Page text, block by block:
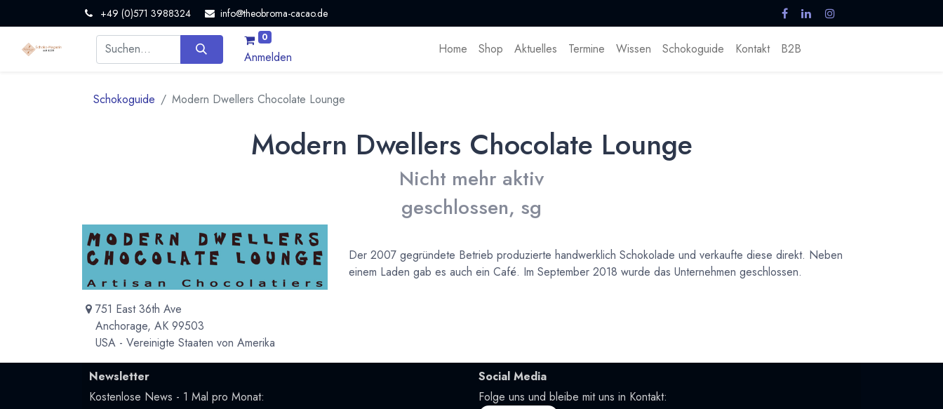
+49 (0)571 3988324 info@theobroma-cacao.de
0
Anmelden
Home Shop Aktuelles Termine Wissen Schokoguide Kontakt B2B
Schokoguide Modern Dwellers Chocolate Lounge
Modern Dwellers Chocolate Lounge
Nicht mehr aktiv
geschlossen, sg
751 East 36th Ave
Anchorage, AK 99503
USA - Vereinigte Staaten von Amerika
Der 2007 gegründete Betrieb produzierte handwerklich Schokolade und verkaufte diese direkt. Neben
einem Laden gab es auch ein Café. Im September 2018 wurde das Unternehmen geschlossen.
Newsletter
Kostenlose News - 1 Mal pro Monat:
Social Media
Folge uns und bleibe mit uns in Kontakt: